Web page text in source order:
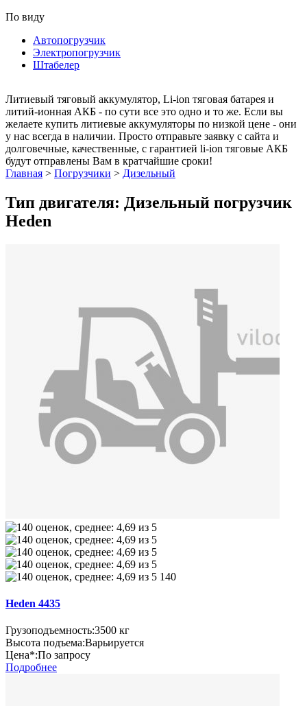
По виду
Автопогрузчик
Электропогрузчик
Штабелер
Литиевый тяговый аккумулятор, Li-ion тяговая батарея и
литий-ионная АКБ - по сути все это одно и то же. Если вы
желаете купить литиевые аккумуляторы по низкой цене - они
у нас всегда в наличии. Просто отправьте заявку с сайта и
долговечные, качественные, с гарантией li-ion тяговые АКБ
будут отправлены Вам в кратчайшие сроки!
Главная > Погрузчики > Дизельный
Тип двигателя: Дизельный погрузчик
Heden
140
Heden 4435
Грузоподъемность:3500 кг
Высота подъема:Варьируется
Цена*:По запросу
Подробнее